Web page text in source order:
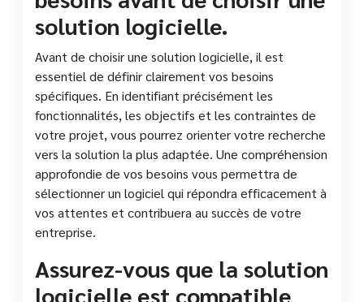
solution logicielle.
Avant de choisir une solution logicielle, il est
essentiel de définir clairement vos besoins
spécifiques. En identifiant précisément les
fonctionnalités, les objectifs et les contraintes de
votre projet, vous pourrez orienter votre recherche
vers la solution la plus adaptée. Une compréhension
approfondie de vos besoins vous permettra de
sélectionner un logiciel qui répondra efficacement à
vos attentes et contribuera au succès de votre
entreprise.
Assurez-vous que la solution
logicielle est compatible